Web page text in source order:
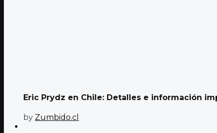
Eric Prydz en Chile: Detalles e información
by Zumbido.cl